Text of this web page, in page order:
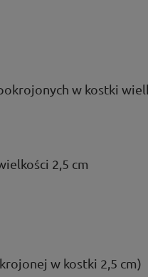
w kostki
2,5 cm
w kostki 2,5 cm)